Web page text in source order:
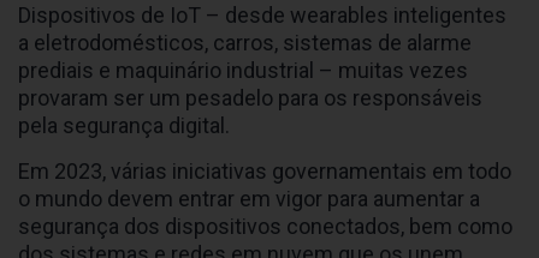
Dispositivos de IoT – desde wearables inteligentes
a eletrodomésticos, carros, sistemas de alarme
prediais e maquinário industrial – muitas vezes
provaram ser um pesadelo para os responsáveis
pela segurança digital.
Em 2023, várias iniciativas governamentais em todo
o mundo devem entrar em vigor para aumentar a
segurança dos dispositivos conectados, bem como